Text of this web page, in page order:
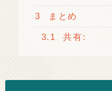
3 まとめ
3.1 共有: